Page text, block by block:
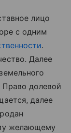
лицо
с одним
.
Далее
долевой
далее
желающему